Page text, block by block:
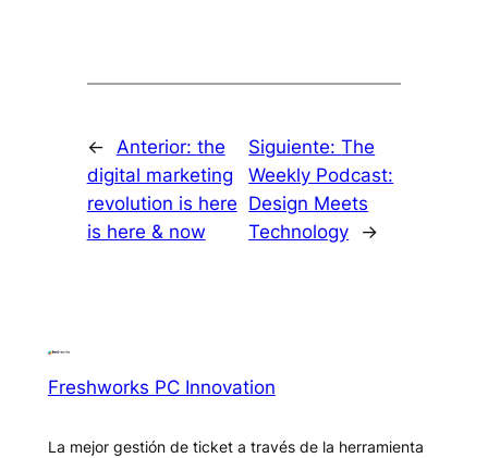
← Anterior: the
digital marketing
revolution is here
is here & now
Siguiente:The
Weekly Podcast:
Design Meets
Technology
→
Freshworks PC Innovation
La mejor gestión de ticket a través de la herramienta